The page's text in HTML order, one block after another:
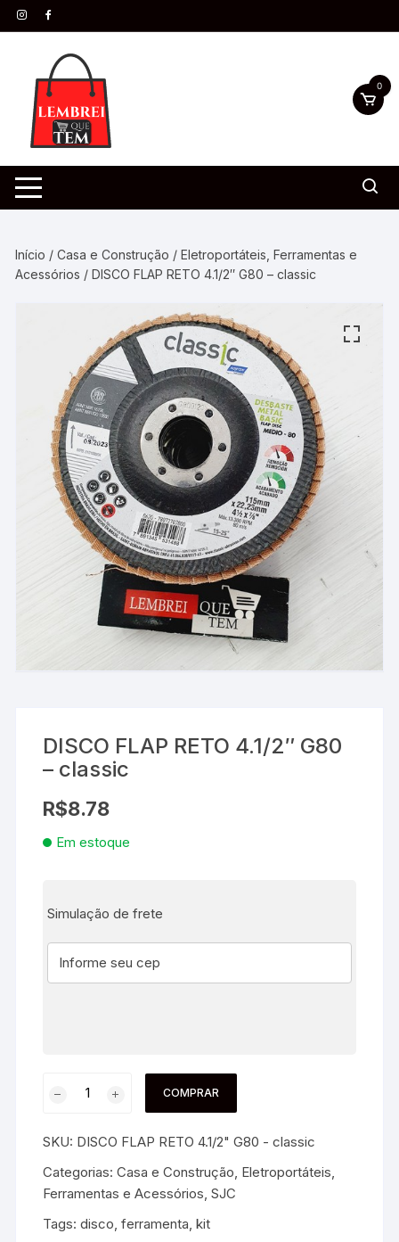
0
Início /Casa e Construção /Eletroportáteis, Ferramentas e
Acessórios / DISCO FLAP RETO 4.1/2″ G80 – classic
DISCO FLAP RETO 4.1/2″ G80
– classic
R$8.78
Em estoque
Simulação de frete
COMPRAR
SKU: DISCO FLAP RETO 4.1/2" G80 - classic
Categorias:Casa e Construção Eletroportáteis,
Ferramentas e Acessórios ,SJC
Tags:disco ,ferramenta ,kit